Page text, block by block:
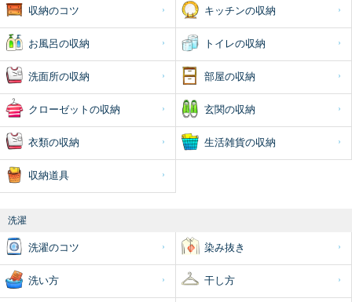
収納のコツ キッチンの収納
お風呂の収納 トイレの収納
洗面所の収納 部屋の収納
クローゼットの収納 玄関の収納
衣類の収納 生活雑貨の収納
収納道具
洗濯
洗濯のコツ 染み抜き
洗い方 干し方